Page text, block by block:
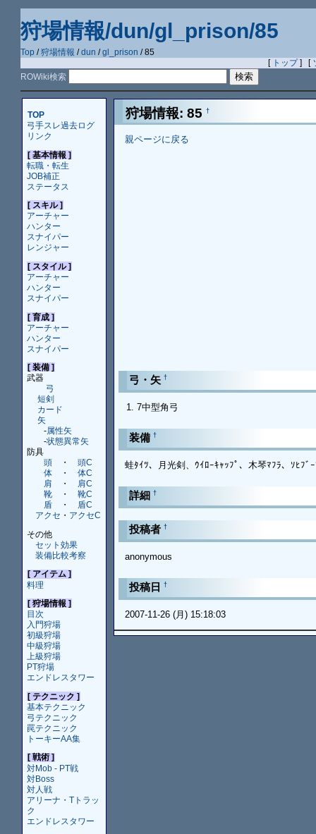
狩場情報/dun/gl_prison/85
Top /狩場情報 /dun /gl_prison / 85
[ トップ] [
ROWiki検索
TOP
弓手スレ過去ログ
リンク
[ 基本情報 ]
転職・転生
JOB補正
ステータス
[ スキル ]
アーチャー
ハンター
スナイパー
レンジャー
[ スタイル ]
アーチャー
ハンター
スナイパー
[ 育成 ]
アーチャー
ハンター
スナイパー
[ 装備 ]
武器
弓
短剣
カード
矢
-属性矢
-状態異常矢
防具
頭
・
頭C
体
・
体C
肩
・
肩C
靴
・
靴C
盾
・
盾C
アクセ ・ アクセC
その他
セット効果
装備比較考察
[ アイテム ]
料理
[ 狩場情報 ]
目次
入門狩場
初級狩場
中級狩場
上級狩場
PT狩場
エンドレスタワー
[ テクニック ]
基本テクニック
弓テクニック
罠テクニック
トーキーAA集
[ 戦術 ]
対Mob - PT戦
対Boss
対人戦
アリーナ・Tトラッ
ク
エンドレスタワー
狩場情報: 85 †
親ページに戻る
弓・矢 †
7中型角弓
装備 †
蛙ﾀｲﾂ、月光剣、ｳｲﾛｰｷｬｯﾌﾟ、木琴ﾏﾌﾗ、ｿﾋﾌﾞ
詳細 †
投稿者 †
anonymous
投稿日 †
2007-11-26 (月) 15:18:03